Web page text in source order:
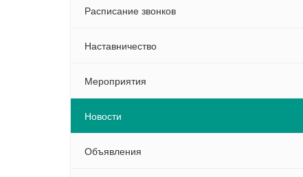
Расписание звонков
Наставничество
Мероприятия
Новости
Объявления